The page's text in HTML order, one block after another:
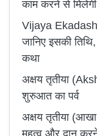
काम करने से मिलेगी
Vijaya
जानिए इसकी
कथा
अक्षय तृतीया
शुरुआत का पर्व
अक्षय तृतीया
महत्व और दान